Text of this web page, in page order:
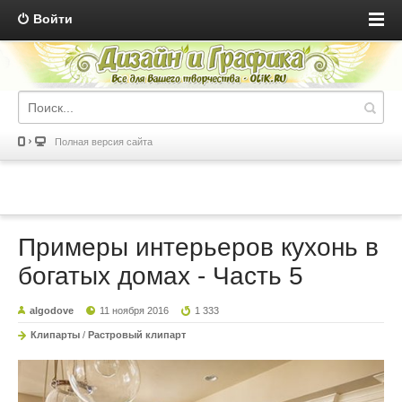
Войти
Полная версия сайта
Примеры интерьеров кухонь в
богатых домах - Часть 5
algodove 11 ноября 2016 1 333
Клипарты / Растровый клипарт